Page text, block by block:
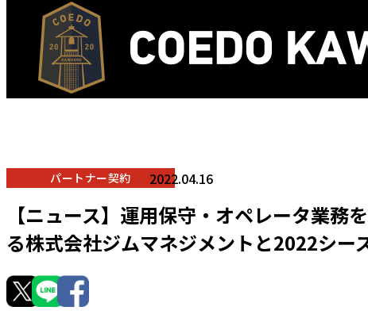
パートナー契約 2022.04.16
【ニュース】運用保守・オペレータ業
る株式会社ジムマネジメントと2022シー